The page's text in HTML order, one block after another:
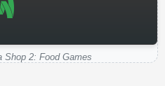
2: Food Games